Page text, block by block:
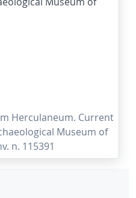
Herculaneum. Current
Museum of
n. 115391